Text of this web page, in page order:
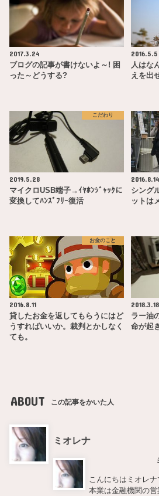
2017.3.24
ブログの記事が書けないよ～! 困
った～どうする?
2016.5.5
人はな
えを出
こだわり
2019.5.28
マイクロUSB端子→ｲﾔﾎﾝｼﾞｬｯｸに
変換してﾊﾝｽﾞﾌﾘｰ復活
2016.8.14
シング
ットは
お金のこと
2016.8.11
貸したお金を返してもらうにはど
うすればいいか。裁判とかしなく
ても。
2018.3.18
ラー油
命が起
ABOUT この記事をかいた人
ミオレナ
こんにちはミオレナ
本業は金融機関の